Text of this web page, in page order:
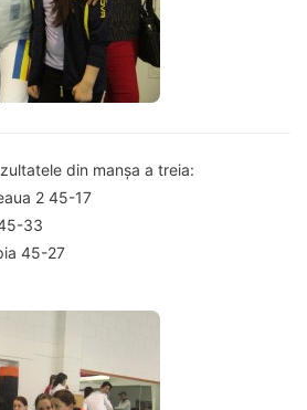
din manșa a treia:
2 45-17
33
45-27